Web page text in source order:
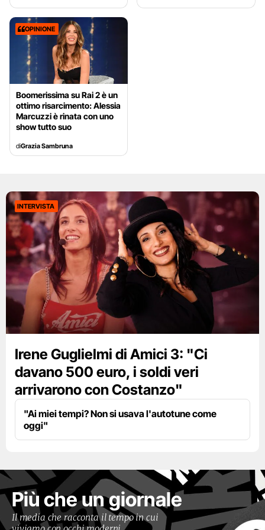
OPINIONE
Boomerissima su Rai 2 è un
ottimo risarcimento: Alessia
Marcuzzi è rinata con uno
show tutto suo
diGrazia Sambruna
INTERVISTA
Irene Guglielmi di Amici 3: "Ci
davano 500 euro, i soldi veri
arrivarono con Costanzo"
"Ai miei tempi? Non si usava l'autotune come
oggi"
Più che un giornale
Il media che racconta il tempo in cui